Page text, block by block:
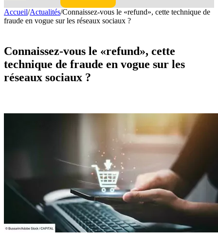
Accueil/Actualités/Connaissez-vous le «refund», cette technique de
fraude en vogue sur les réseaux sociaux ?
Connaissez-vous le «refund», cette
technique de fraude en vogue sur les
réseaux sociaux ?